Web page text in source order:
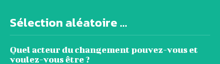
Sélection aléatoire ...
Quel acteur du changement pouvez-vous et
voulez-vous être ?